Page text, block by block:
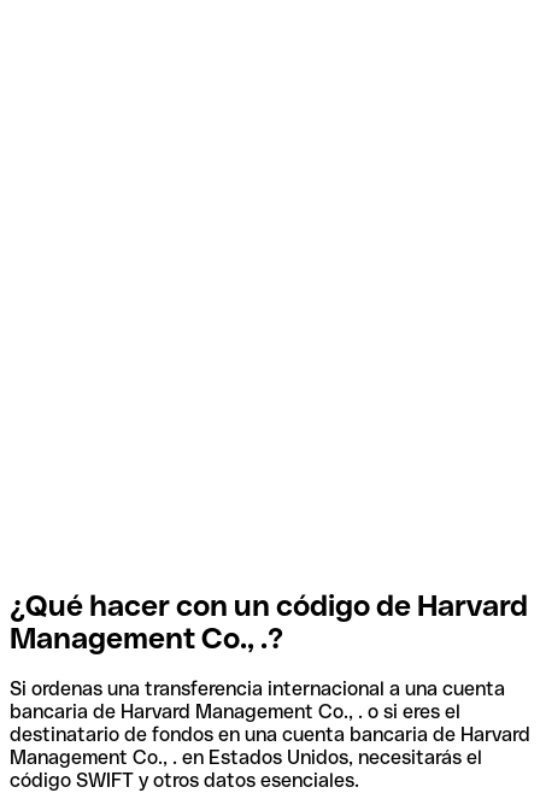
¿Qué hacer con un código de Harvard
Management Co., .?
Si ordenas una transferencia internacional a una cuenta
bancaria de Harvard Management Co., . o si eres el
destinatario de fondos en una cuenta bancaria de Harvard
Management Co., . en Estados Unidos, necesitarás el
código SWIFT y otros datos esenciales.